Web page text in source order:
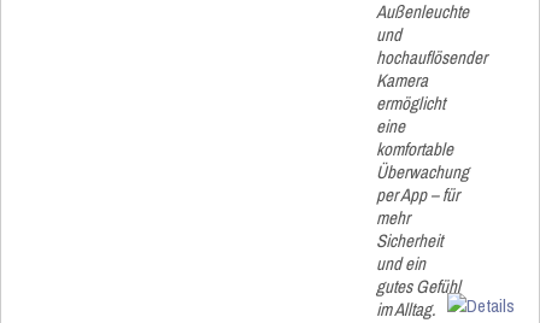
Außenleuchte
und
hochauflösender
Kamera
ermöglicht
eine
komfortable
Überwachung
per App – für
mehr
Sicherheit
und ein
gutes Gefühl
im Alltag.